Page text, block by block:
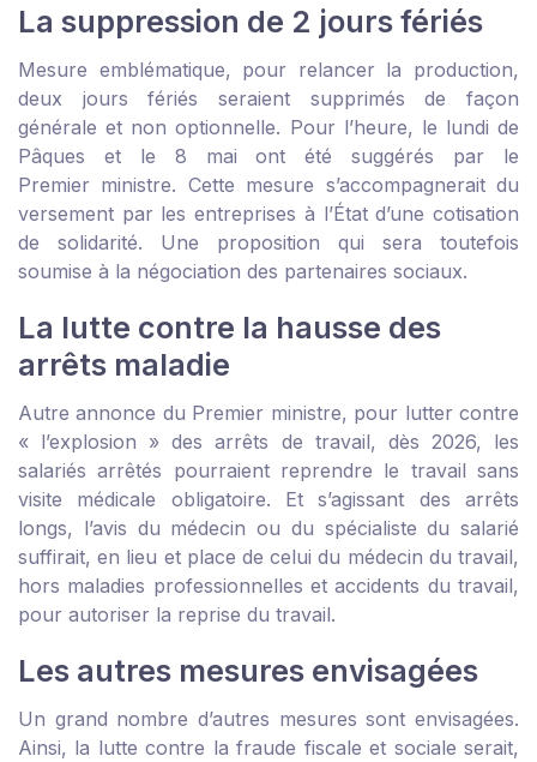
La suppression de 2 jours fériés
Mesure emblématique, pour relancer la production,
deux jours fériés seraient supprimés de façon
générale et non optionnelle. Pour l’heure, le lundi de
Pâques et le 8 mai ont été suggérés par le
Premier ministre. Cette mesure s’accompagnerait du
versement par les entreprises à l’État d’une cotisation
de solidarité. Une proposition qui sera toutefois
soumise à la négociation des partenaires sociaux.
La lutte contre la hausse des
arrêts maladie
Autre annonce du Premier ministre, pour lutter contre
« l’explosion » des arrêts de travail, dès 2026, les
salariés arrêtés pourraient reprendre le travail sans
visite médicale obligatoire. Et s’agissant des arrêts
longs, l’avis du médecin ou du spécialiste du salarié
suffirait, en lieu et place de celui du médecin du travail,
hors maladies professionnelles et accidents du travail,
pour autoriser la reprise du travail.
Les autres mesures envisagées
Un grand nombre d’autres mesures sont envisagées.
Ainsi, la lutte contre la fraude fiscale et sociale serait,